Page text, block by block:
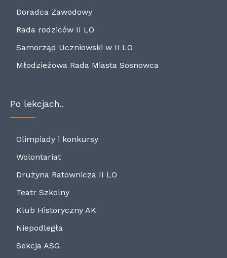
Doradca Zawodowy
Rada rodziców II LO
Samorząd Uczniowski w II LO
Młodzieżowa Rada Miasta Sosnowca
Po lekcjach..
Olimpiady i konkursy
Wolontariat
Drużyna Ratownicza II LO
Teatr Szkolny
Klub Historyczny AK
Niepodległa
Sekcja ASG